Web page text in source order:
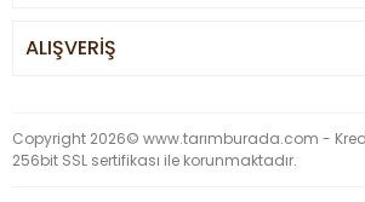
ALIŞVERİŞ
Copyright 2026© www.tarımburada.com -
256bit SSL sertifikası ile korunmaktadır.